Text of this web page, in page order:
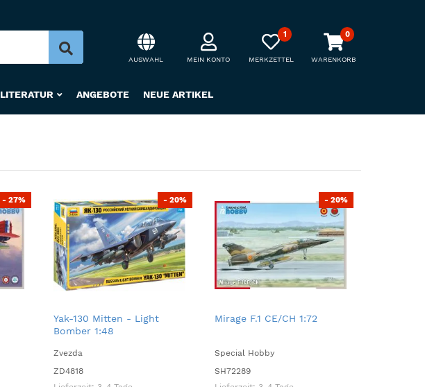
AUSWAHL MEIN KONTO
1
MERKZETTEL
0
WARENKORB
LITERATUR ANGEBOTE NEUE ARTIKEL
- 27%
Yak-130 Mitten - Light
Bomber 1:48
Zvezda
ZD4818
- 20%
Mirage F.1 CE/CH 1:72
Special Hobby
SH72289
- 20%